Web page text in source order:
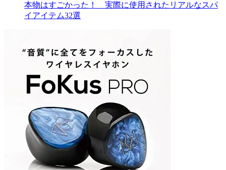
本物はすごかった！ 実際に使用されたリアルなスパ
イアイテム32選